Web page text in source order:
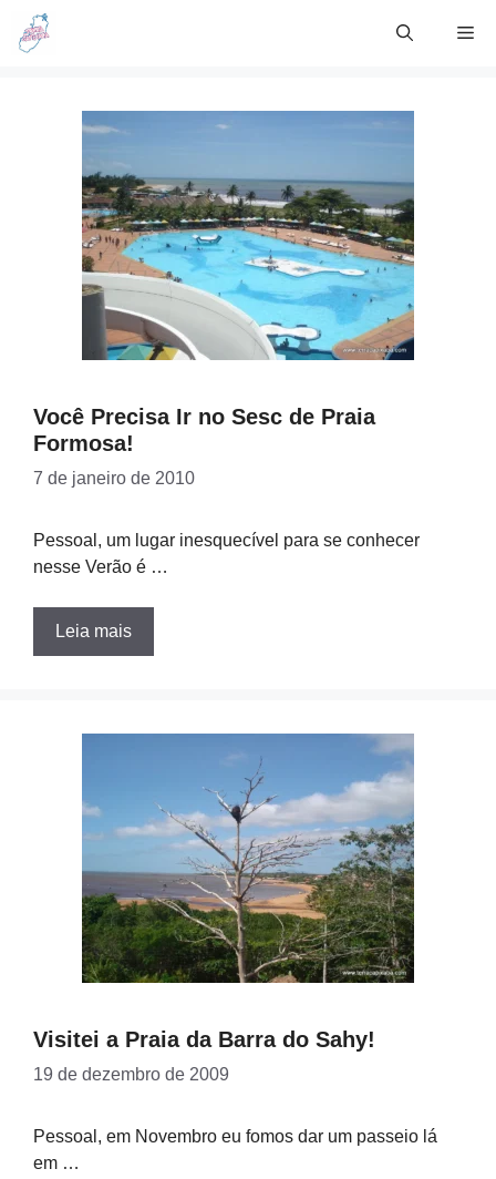
Skip
Você Precisa Ir no Sesc de Praia
Formosa!
7 de janeiro de 2010
Pessoal, um lugar inesquecível para se conhecer
nesse Verão é …
Leia mais
Visitei a Praia da Barra do Sahy!
19 de dezembro de 2009
Pessoal, em Novembro eu fomos dar um passeio lá
em …